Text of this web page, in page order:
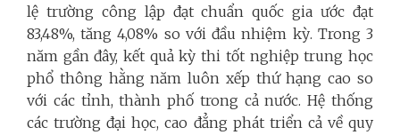
lệ trường công lập đạt chuẩn quốc gia ước đạt
83,48%, tăng 4,08% so với đầu nhiệm kỳ. Trong 3
năm gần đây, kết quả kỳ thi tốt nghiệp trung học
phổ thông hằng năm luôn xếp thứ hạng cao so
với các tỉnh, thành phố trong cả nước. Hệ thống
các trường đại học, cao đẳng phát triển cả về quy